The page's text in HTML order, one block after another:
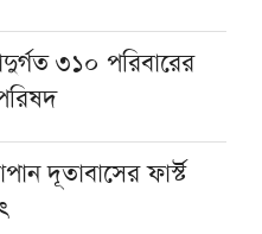
প্রাণ গেল মুয়াজ্জিনের
বিশ্বাস না করলে
মুহতামিম
৩১০ পরিবারের
দূতাবাসের ফার্স্ট